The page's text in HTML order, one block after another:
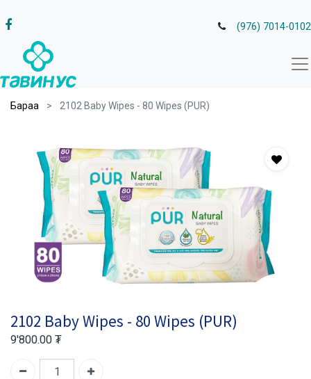
(976) 7014-0102
Бараа 2102 Baby Wipes - 80 Wipes (PUR)
2102 Baby Wipes - 80 Wipes (PUR)
9'800.00 ₮